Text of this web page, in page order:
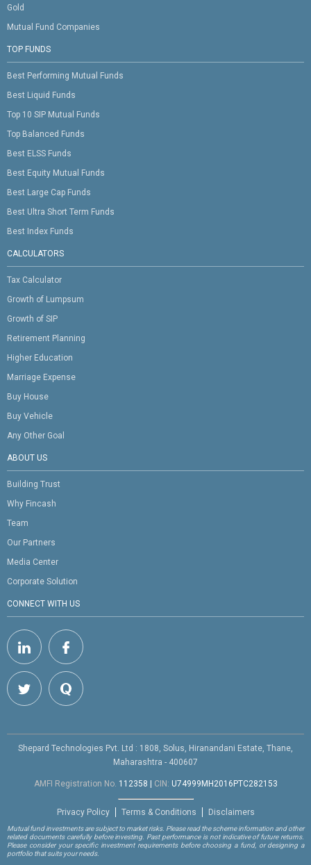
Gold
Mutual Fund Companies
TOP FUNDS
Best Performing Mutual Funds
Best Liquid Funds
Top 10 SIP Mutual Funds
Top Balanced Funds
Best ELSS Funds
Best Equity Mutual Funds
Best Large Cap Funds
Best Ultra Short Term Funds
Best Index Funds
CALCULATORS
Tax Calculator
Growth of Lumpsum
Growth of SIP
Retirement Planning
Higher Education
Marriage Expense
Buy House
Buy Vehicle
Any Other Goal
ABOUT US
Building Trust
Why Fincash
Team
Our Partners
Media Center
Corporate Solution
CONNECT WITH US
Shepard Technologies Pvt. Ltd : 1808, Solus, Hiranandani Estate, Thane,
Maharashtra - 400607
AMFI Registration No. 112358 | CIN: U74999MH2016PTC282153
Privacy Policy Terms & Conditions Disclaimers
Mutual fund investments are subject to market risks. Please read the scheme information and other
related documents carefully before investing. Past performance is not indicative of future returns.
Please consider your specific investment requirements before choosing a fund, or designing a
portfolio that suits your needs.